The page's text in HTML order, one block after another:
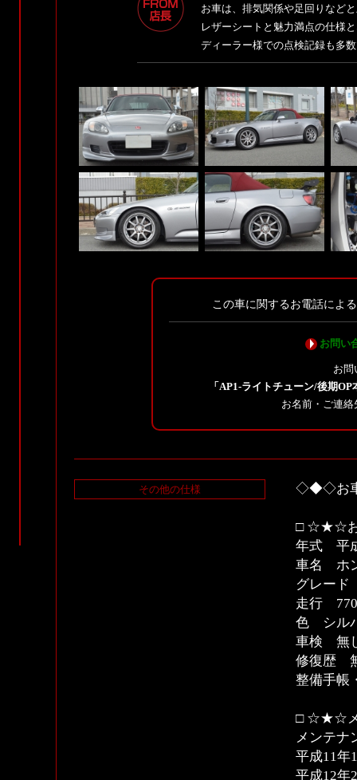
お車は、排気関係や足回りなど
レザーシートと魅力満点の仕様
ディーラー様での点検記録も多
この車に関するお電話によ
お問い
お問
「AP1-ライトチューン/後期
お名前・ご連
その他の仕様 ◇◆◇お
□ ☆★☆
年式 平
車名 ホ
グレー
走行
色 シル
車検 無
修復歴
整備手帳
□ ☆★☆メ
メンテナ
平成11
平成12